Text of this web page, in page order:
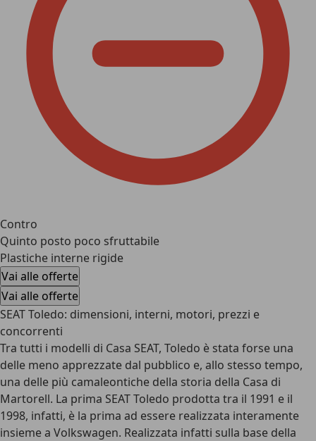
Contro
Quinto posto poco sfruttabile
Plastiche interne rigide
Vai alle offerte
Vai alle offerte
SEAT Toledo: dimensioni, interni, motori, prezzi e
concorrenti
Tra tutti i modelli di Casa SEAT, Toledo è stata forse una
delle meno apprezzate dal pubblico e, allo stesso tempo,
una delle più camaleontiche della storia della Casa di
Martorell. La prima SEAT Toledo prodotta tra il 1991 e il
1998, infatti, è la prima ad essere realizzata interamente
insieme a Volkswagen. Realizzata infatti sulla base della